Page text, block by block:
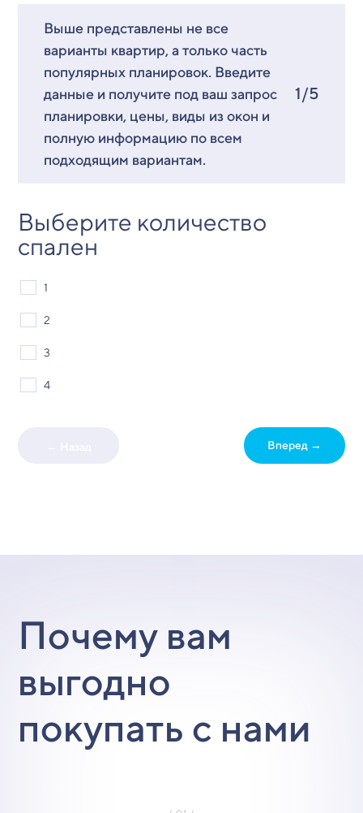
Выше представлены не все
варианты квартир, а только часть
популярных планировок. Введите
данные и получите под ваш запрос
планировки, цены, виды из окон и
полную информацию по всем
подходящим вариантам.
1/5
Выберите количество
спален
1
2
3
4
Вперед →
Почему вам
выгодно
покупать с нами